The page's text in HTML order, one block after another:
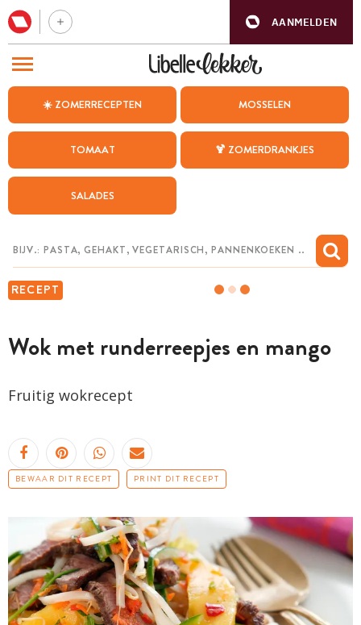
AANMELDEN
☀️ ZOMERRECEPTEN MOSSELEN
TOMAAT 🍹 ZOMERDRANKJES
SALADES
RECEPT
Wok met runderreepjes en mango
Fruitig wokrecept
BEWAAR DIT RECEPT PRINT DIT RECEPT
BEZOEK ONZE ANDERE WEBSITES
WEEKMENU
CHAT MET MAIA
MIJN BEWAARDE RECEPTEN